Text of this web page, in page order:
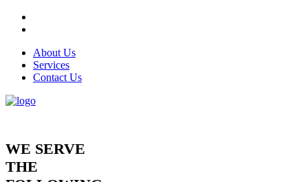
About Us
Services
Contact Us
WE SERVE
THE